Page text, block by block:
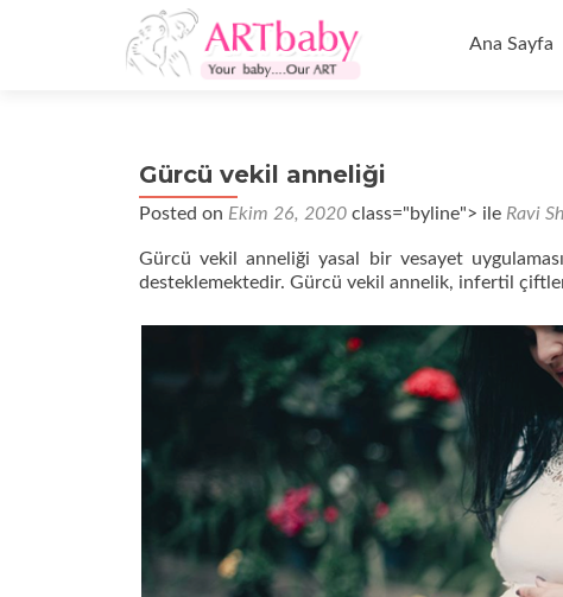
geç
Ana Sayfa
Gürcü vekil anneliği
Posted on Ekim 26, 2020 class="byline"> ile Ravi
Gürcü vekil anneliği yasal bir vesayet
desteklemektedir. Gürcü vekil annelik, infertil